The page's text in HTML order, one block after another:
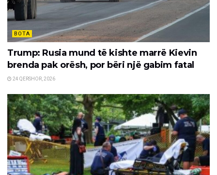
BOTA
Trump: Rusia mund të kishte marrë Kievin
brenda pak orësh, por bëri një gabim fatal
24 QERSHOR, 2026